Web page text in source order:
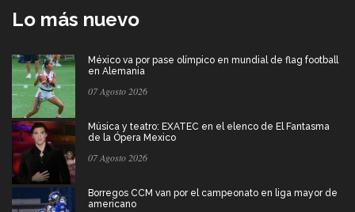
Lo más nuevo
México va por pase olímpico en mundial de flag football
en Alemania
07 Agosto 2026
Música y teatro: EXATEC en el elenco de El Fantasma
de la Ópera Mexico
07 Agosto 2026
Borregos CCM van por el campeonato en liga mayor de
americano